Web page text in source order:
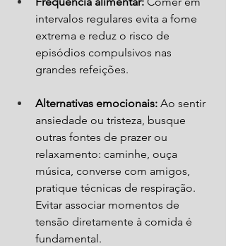
intervalos regulares evita a fome
extrema e reduz o risco de
episódios compulsivos nas
grandes refeições.
Alternativas emocionais: Ao sentir
ansiedade ou tristeza, busque
outras fontes de prazer ou
relaxamento: caminhe, ouça
música, converse com amigos,
pratique técnicas de respiração.
Evitar associar momentos de
tensão diretamente à comida é
fundamental.